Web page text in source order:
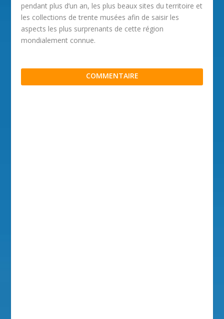
pendant plus d’un an, les plus beaux sites du territoire et
les collections de trente musées afin de saisir les
aspects les plus surprenants de cette région
mondialement connue.
COMMENTAIRE